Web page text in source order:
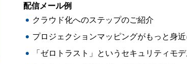
配信メール例
クラウド化へのステップのご紹介
プロジェクションマッピングがもっと身
「ゼロトラスト」というセキュリティモ